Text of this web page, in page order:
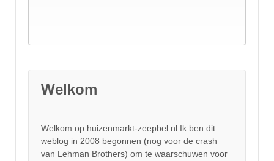
Welkom
Welkom op huizenmarkt-zeepbel.nl Ik ben dit
weblog in 2008 begonnen (nog voor de crash
van Lehman Brothers) om te waarschuwen voor